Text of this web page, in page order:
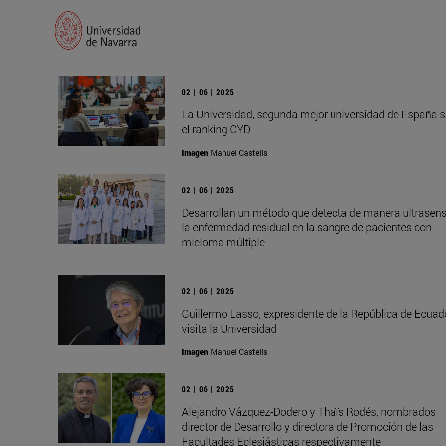
02 | 06 | 2025
La Universidad, segunda mejor universidad de España
el ranking CYD
Imagen Manuel Castells
02 | 06 | 2025
Desarrollan un método que detecta de manera
la enfermedad residual en la sangre de pacientes con
mieloma múltiple
02 | 06 | 2025
Guillermo Lasso, expresidente de la República de
visita la Universidad
Imagen Manuel Castells
02 | 06 | 2025
Alejandro Vázquez-Dodero y Thaïs Rodés, nombrados
director de Desarrollo y directora de Promoción de las
Facultades Eclesiásticas respectivamente